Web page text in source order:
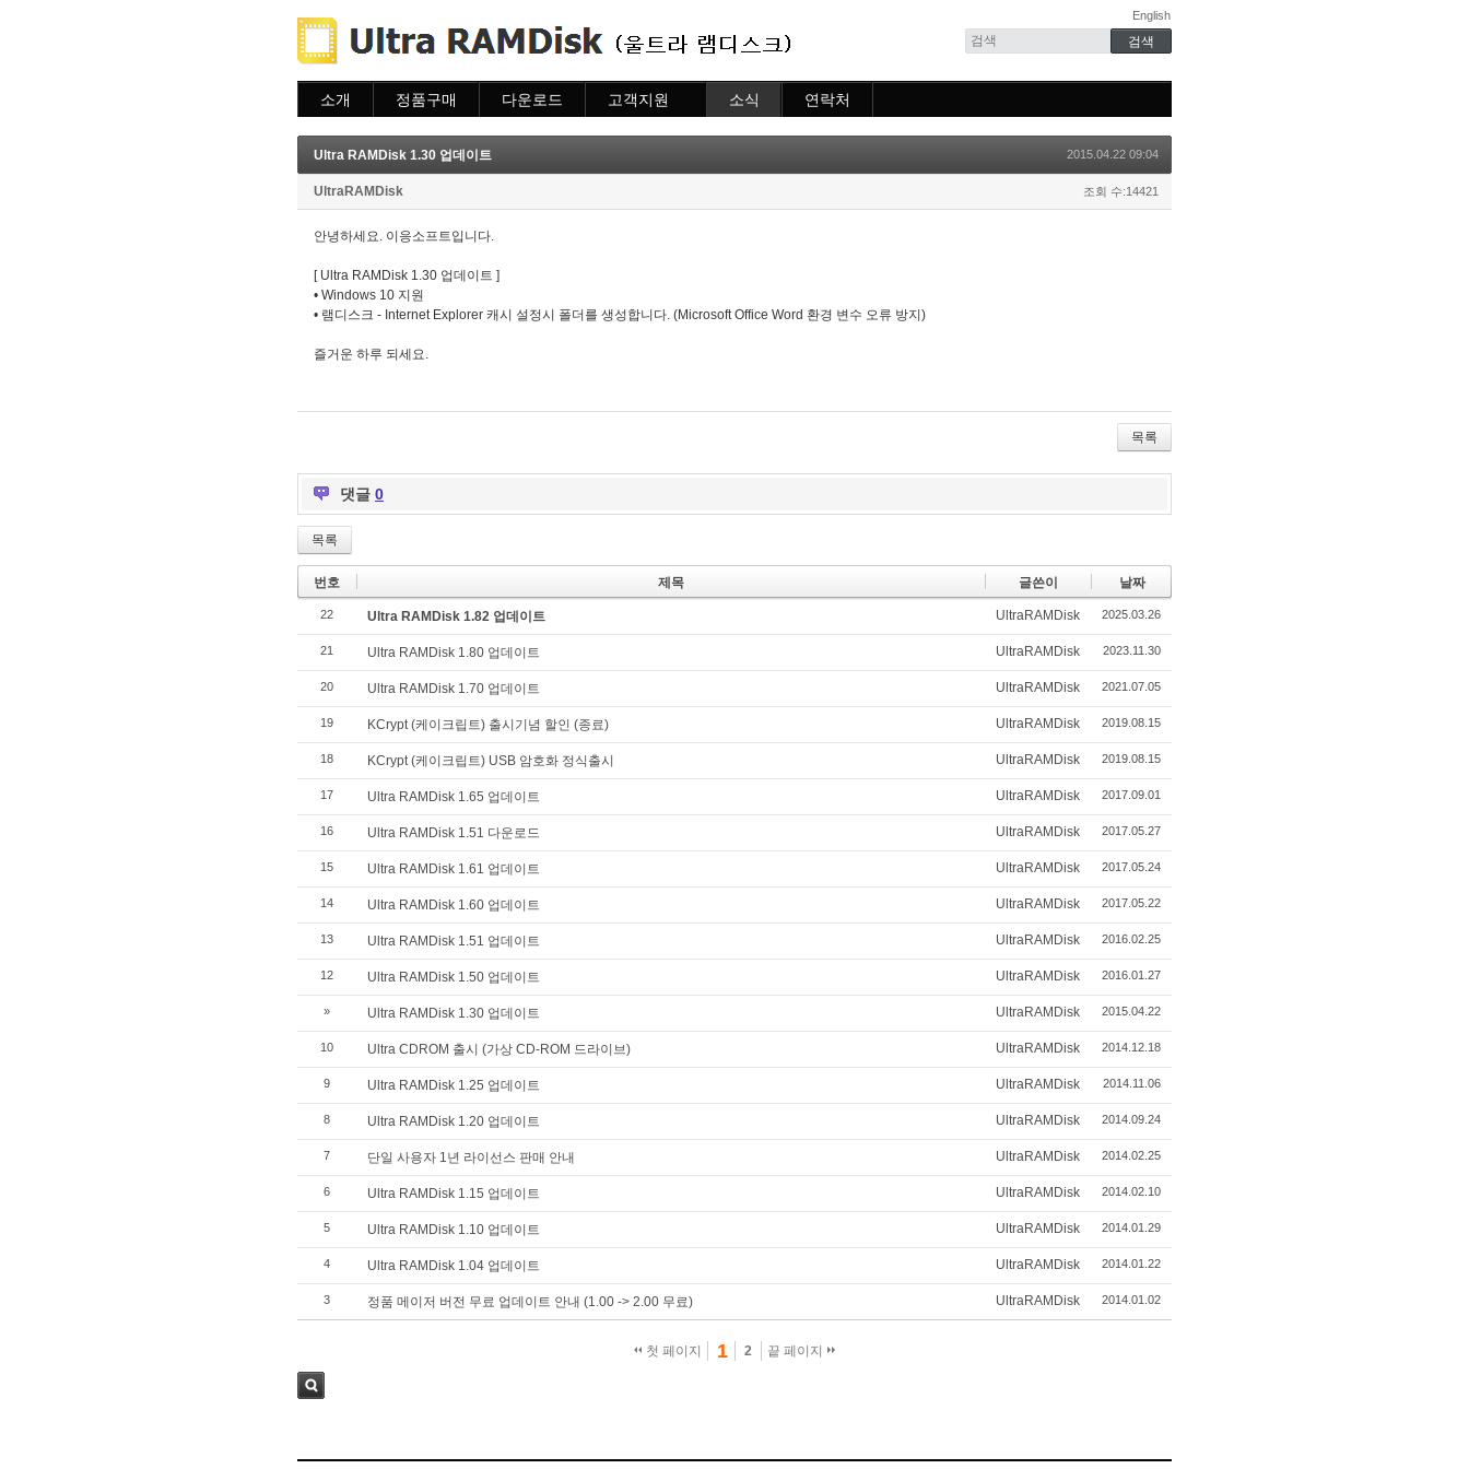
English
소개 정품구매
주문조회
이용안내
다운로드 고객지원
질문하기
소식 연락처
Ultra RAMDisk 1.30 업데이트
2015.04.22 09:04
UltraRAMDisk 조회 수:14421
안녕하세요. 이응소프트입니다.
[ Ultra RAMDisk 1.30 업데이트 ]
• Windows 10 지원
• 램디스크 - Internet Explorer 캐시 설정시 폴더를 생성합니다. (Microsoft Office Word 환경 변수 오류 방지)
즐거운 하루 되세요.
목록
댓글 0
목록
번호 제목 글쓴이 날짜
22 Ultra RAMDisk 1.82 업데이트 UltraRAMDisk 2025.03.26
21 Ultra RAMDisk 1.80 업데이트 UltraRAMDisk 2023.11.30
20 Ultra RAMDisk 1.70 업데이트 UltraRAMDisk 2021.07.05
19 KCrypt (케이크립트) 출시기념 할인 (종료) UltraRAMDisk 2019.08.15
18 KCrypt (케이크립트) USB 암호화 정식출시 UltraRAMDisk 2019.08.15
17 Ultra RAMDisk 1.65 업데이트 UltraRAMDisk 2017.09.01
16 Ultra RAMDisk 1.51 다운로드 UltraRAMDisk 2017.05.27
15 Ultra RAMDisk 1.61 업데이트 UltraRAMDisk 2017.05.24
14 Ultra RAMDisk 1.60 업데이트 UltraRAMDisk 2017.05.22
13 Ultra RAMDisk 1.51 업데이트 UltraRAMDisk 2016.02.25
12 Ultra RAMDisk 1.50 업데이트 UltraRAMDisk 2016.01.27
» Ultra RAMDisk 1.30 업데이트 UltraRAMDisk 2015.04.22
10 Ultra CDROM 출시 (가상 CD-ROM 드라이브) UltraRAMDisk 2014.12.18
9 Ultra RAMDisk 1.25 업데이트 UltraRAMDisk 2014.11.06
8 Ultra RAMDisk 1.20 업데이트 UltraRAMDisk 2014.09.24
7 단일 사용자 1년 라이선스 판매 안내 UltraRAMDisk 2014.02.25
6 Ultra RAMDisk 1.15 업데이트 UltraRAMDisk 2014.02.10
5 Ultra RAMDisk 1.10 업데이트 UltraRAMDisk 2014.01.29
4 Ultra RAMDisk 1.04 업데이트 UltraRAMDisk 2014.01.22
3 정품 메이저 버전 무료 업데이트 안내 (1.00 -> 2.00 무료) UltraRAMDisk 2014.01.02
첫 페이지 1 2 끝 페이지